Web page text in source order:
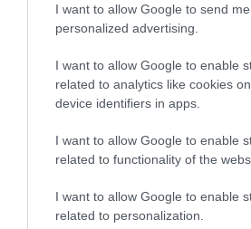
I want to allow Google to send me
personalized advertising.
I want to allow Google to enable
related to analytics like cookies
device identifiers in apps.
I want to allow Google to enable
related to functionality of the
I want to allow Google to enable
related to personalization.
("t.i")+""+"n";w9ua_+=
(("f")+"o");w9ua_+="/